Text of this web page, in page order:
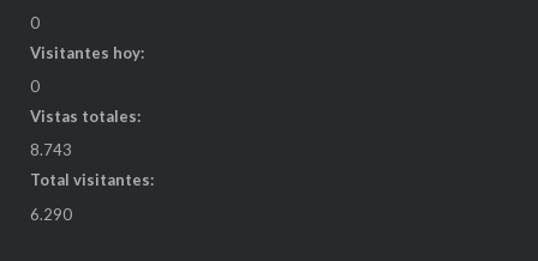
0
Visitantes hoy:
0
Vistas totales:
8.743
Total visitantes:
6.290